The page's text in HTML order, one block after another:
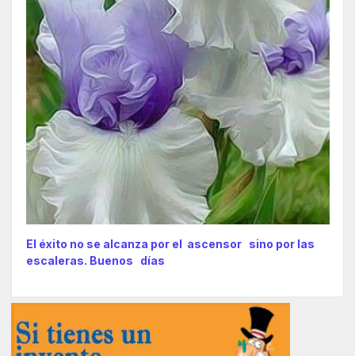
El éxito no se alcanza por el ascensor sino por las
escaleras. Buenos días